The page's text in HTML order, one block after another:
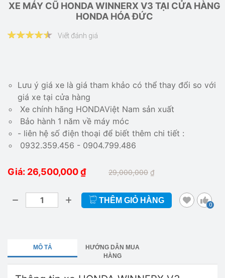
XE MÁY CŨ HONDA WINNERX V3 TẠI CỬA HÀNG
HONDA HÓA ĐỨC
Viết đánh giá
Lưu ý giá xe là giá tham khảo có thể thay đổi so với
giá xe tại cửa hàng
Xe chính hãng HONDAViệt Nam sản xuất
Bảo hành 1 năm về máy móc
- liên hệ số điện thoại để biết thêm chi tiết :
0932.359.456 - 0904.799.486
Giá: 26,500,000₫ 29,000,000 ₫
THÊM GIỎ HÀNG
0
MÔ TẢ
HƯỚNG DẪN MUA
HÀNG